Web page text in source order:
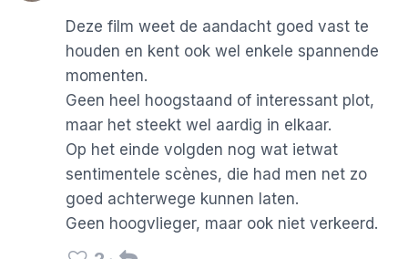
Deze film weet de aandacht goed vast te
houden en kent ook wel enkele spannende
momenten.
Geen heel hoogstaand of interessant plot,
maar het steekt wel aardig in elkaar.
Op het einde volgden nog wat ietwat
sentimentele scènes, die had men net zo
goed achterwege kunnen laten.
Geen hoogvlieger, maar ook niet verkeerd.